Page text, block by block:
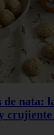
nata:
crujiente